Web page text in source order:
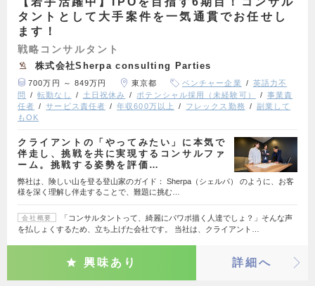
タントとして大手案件を一気通貫でお任せし
ます！
戦略コンサルタント
株式会社Sherpa consulting Parties
700万円 ～ 849万円 東京都 ベンチャー企業
英語力不
問
転勤なし 土日祝休み ポテンシャル採用（未経験可）
事業責
任者
サービス責任者 年収600万以上 フレックス勤務
副業して
もOK
クライアントの「やってみたい」に本気で
伴走し、挑戦を共に実現するコンサルファ
ーム。挑戦する姿勢を評価…
弊社は、険しい山を登る登山家のガイド： Sherpa（シェルパ） のように、お客
様を深く理解し伴走することで、難題に挑む…
会社概要
「コンサルタントって、綺麗にパワポ描く人達でしょ？」そんな声
を払しょくするため、立ち上げた会社です。 当社は、クライアント…
興味あり 詳細へ